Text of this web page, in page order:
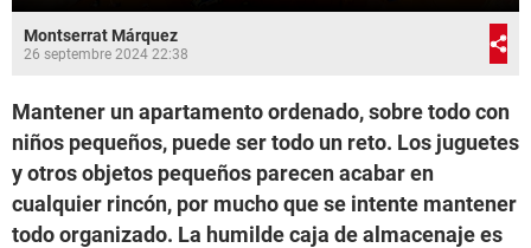
Montserrat Márquez
26 septembre 2024 22:38
Mantener un apartamento ordenado, sobre todo con
niños pequeños, puede ser todo un reto. Los juguetes
y otros objetos pequeños parecen acabar en
cualquier rincón, por mucho que se intente mantener
todo organizado. La humilde caja de almacenaje es